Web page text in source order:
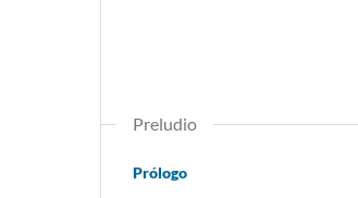
Preludio
Prólogo